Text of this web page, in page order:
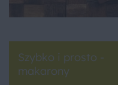
Szybko i prosto -
makarony